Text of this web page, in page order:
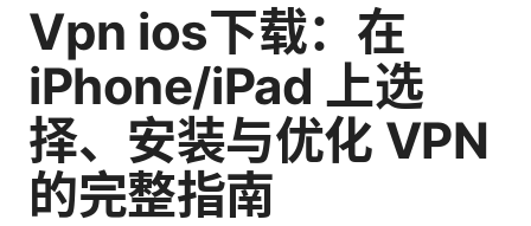
Vpn ios下载：在
iPhone/iPad 上选
择、安装与优化 VPN
的完整指南